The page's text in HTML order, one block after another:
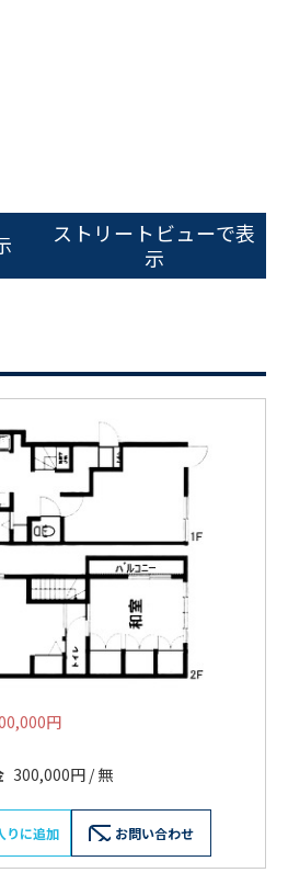
ストリートビューで表
示
円
300,000円 / 無
りに追加 お問い合わせ
ド：172272
えいただくと
にご案内できます